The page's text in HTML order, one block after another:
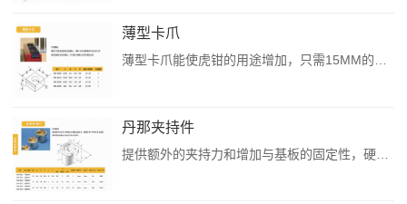
薄型卡爪
薄型卡爪能使虎钳的用途增加，只需15MM的高度就可以夹持工件，能使机器更有效的稼动。可与精巧型侧向夹持件搭配应用。薄型卡爪来源：克莱普已经过安全软件检测无毒，请您放心下载。...
丹那夹持件